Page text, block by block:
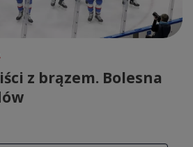
z brązem. Bolesna